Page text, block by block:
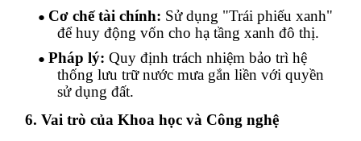
● Cơ chế tài chính: Sử dụng "Trái phiếu xanh"
để huy động vốn cho hạ tầng xanh đô thị.
● Pháp lý: Quy định trách nhiệm bảo trì hệ
thống lưu trữ nước mưa gắn liền với quyền
sử dụng đất.
6. Vai trò của Khoa học và Công nghệ